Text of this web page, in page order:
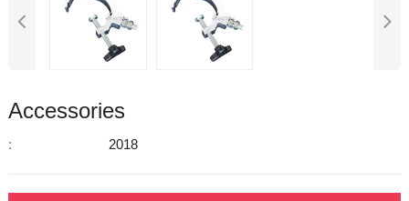
Accessories
: 2018